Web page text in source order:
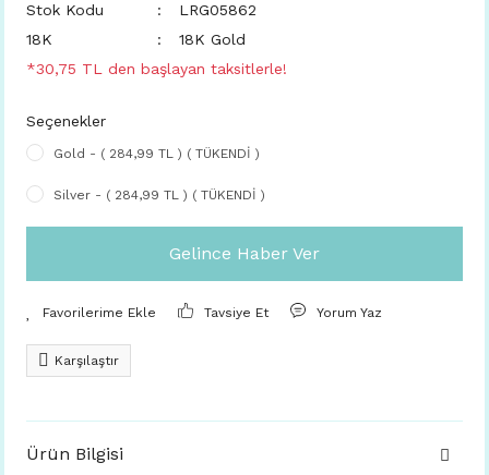
Stok Kodu
LRG05862
18K
18K Gold
*30,75 TL den başlayan taksitlerle!
Seçenekler
Gold - ( 284,99 TL ) ( TÜKENDİ )
Silver - ( 284,99 TL ) ( TÜKENDİ )
Gelince Haber Ver
Tavsiye Et Yorum Yaz
Karşılaştır
Ürün Bilgisi